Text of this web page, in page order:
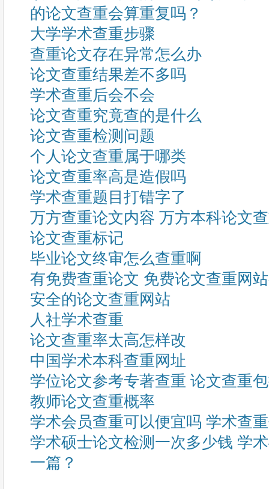
的论文查重会算重复吗？
大学学术查重步骤
查重论文存在异常怎么办
论文查重结果差不多吗
学术查重后会不会
论文查重究竟查的是什么
论文查重检测问题
个人论文查重属于哪类
论文查重率高是造假吗
学术查重题目打错字了
万方查重论文内容 万方本科论文
论文查重标记
毕业论文终审怎么查重啊
有免费查重论文 免费论文查重网
安全的论文查重网站
人社学术查重
论文查重率太高怎样改
中国学术本科查重网址
学位论文参考专著查重 论文查重
教师论文查重概率
学术会员查重可以便宜吗 学术查
学术硕士论文检测一次多少钱 学
一篇？